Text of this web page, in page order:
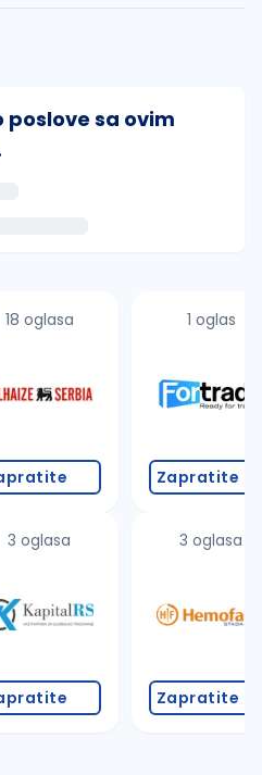
sa ovim
greške (koristite č, ć, š, đ,
filtere pretrage
18 oglasa
3 oglasa
1 oglas
Zapratite
3 oglasa
Zapratite